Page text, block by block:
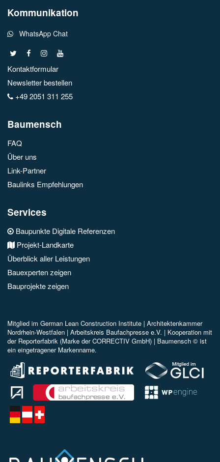
Kommunikation
WhatsApp Chat
Kontaktformular
Newsletter bestellen
+49 2051 311 255
Baumensch
FAQ
Über uns
Link-Partner
Baulinks Empfehlungen
Services
Baupunkte Digitale Referenzen
Projekt-Landkarte
Überblick aller Leistungen
Bauexperten zeigen
Bauprojekte zeigen
Mitglied im German Lean Construction Institute | Architektenkammer
Nordrhein-Westfalen | Arbeitskreis Baufachpresse e.V. | Kooperation mit
der Reporterfabrik (Marke der CORRECTIV GmbH) | Baumensch © ist
ein eingetragener Markenname.